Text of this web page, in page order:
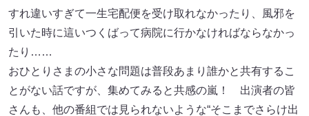
すれ違いすぎて一生宅配便を受け取れなかったり、風邪を
引いた時に這いつくばって病院に行かなければならなかっ
たり……
おひとりさまの小さな問題は普段あまり誰かと共有するこ
とがない話ですが、集めてみると共感の嵐！ 出演者の皆
さんも、他の番組では見られないような“そこまでさらけ出